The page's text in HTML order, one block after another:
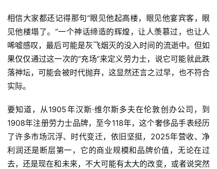
相信大家都还记得那句“眼见他起高楼，眼见他宴宾客，眼
见他楼塌了。”一个神话缔造的辉煌，让人羡慕过，也让人
唏嘘感叹，最后可能是灰飞烟灭的没入时间的流逝中。但如
果仅仅通过这一次的“充场”来定义劳力士，说它可能就此跌
落神坛，可能会被时代抛弃，这显然还言之过早，也不符合
实际。
要知道，从1905年汉斯·维尔斯多夫在伦敦创办公司，到
1908年注册劳力士品牌，至今118年，这个奢侈品手表经历
了许多市场沉浮、时代变迁，依旧坚挺，2025年营收、净
利润还是断层第一，它的商业规模和品牌价值，无论在过
去，还是现在和未来，不大可能有太大的改变，或者说突然